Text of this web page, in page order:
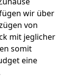
wir über
von
mit jeglicher
somit
eine